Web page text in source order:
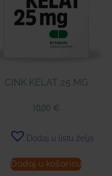
CINK KELAT 25 MG
10,00 €
Dodaj u listu želja
Dodaj u košaricu